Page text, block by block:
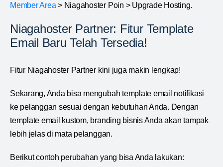
Member Area > Niagahoster Poin > Upgrade Hosting.
Niagahoster Partner: Fitur Template
Email Baru Telah Tersedia!
Fitur Niagahoster Partner kini juga makin lengkap!
Sekarang, Anda bisa mengubah template email notifikasi
ke pelanggan sesuai dengan kebutuhan Anda. Dengan
template email kustom, branding bisnis Anda akan tampak
lebih jelas di mata pelanggan.
Berikut contoh perubahan yang bisa Anda lakukan: